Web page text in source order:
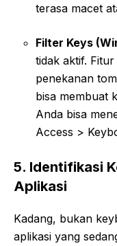
terasa macet
Filter Keys
tidak aktif.
penekanan
bisa membuat
Anda bisa
Access >
5. Identifikasi
Aplikasi
Kadang, bukan
aplikasi yang